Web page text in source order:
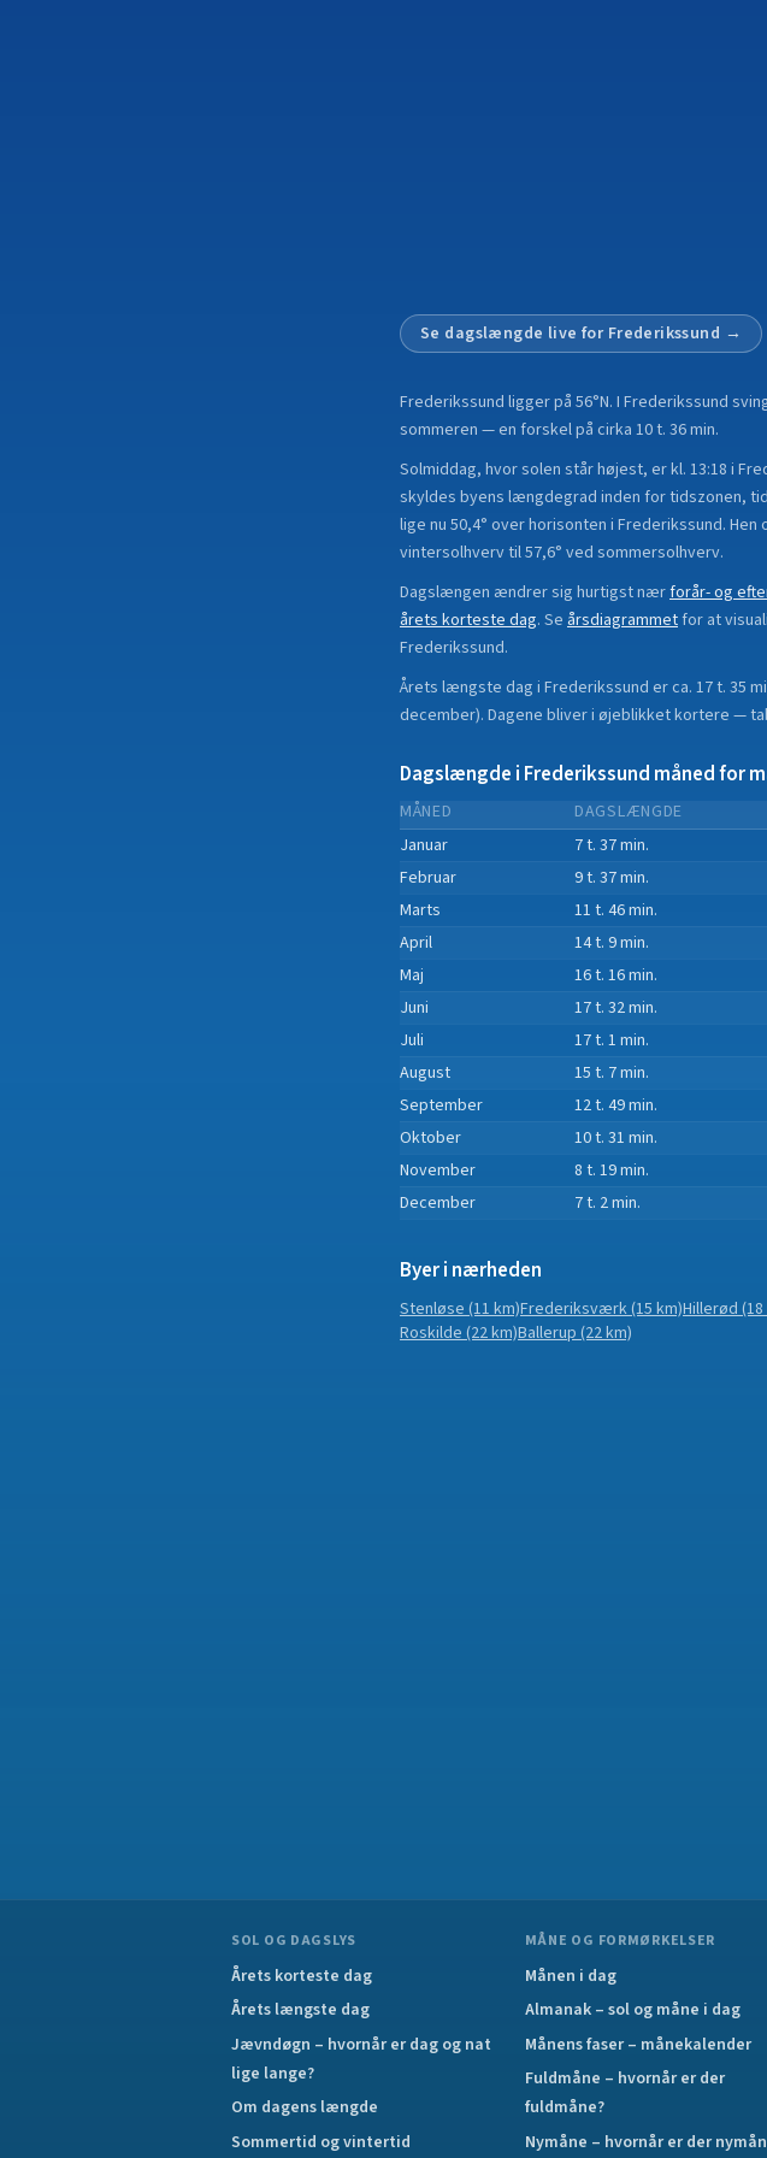
Se dagslængde live for Frederikssund →
Frederikssund ligger på 56°N. I Frederikssund
sommeren — en forskel på cirka 10 t. 36 min.
Solmiddag, hvor solen står højest, er kl. 13:18 i
skyldes byens længdegrad inden for tidszonen,
lige nu 50,4° over horisonten i Frederikssund.
vintersolhverv til 57,6° ved sommersolhverv.
Dagslængen ændrer sig hurtigst nærforår- og
årets korteste dag. Se årsdiagrammetfor at
Frederikssund.
Årets længste dag i Frederikssund er ca. 17 t. 35
december). Dagene bliver i øjeblikketkortere —
Dagslængde i Frederikssund måned for
MÅNED DAGSLÆNGDE
Januar
7 t. 37 min.
Februar
9 t. 37 min.
Marts
11 t. 46 min.
April
14 t. 9 min.
Maj
16 t. 16 min.
Juni
17 t. 32 min.
Juli
17 t. 1 min.
August
15 t. 7 min.
September
12 t. 49 min.
Oktober
10 t. 31 min.
November
8 t. 19 min.
December
7 t. 2 min.
Byer i nærheden
Stenløse(11 km)Frederiksværk(15 km)Hillerød(18
Roskilde(22 km)Ballerup(22 km)
SOL OG DAGSLYS
Årets korteste dag
Årets længste dag
Jævndøgn – hvornår er dag og nat
lige lange?
Om dagens længde
Sommertid og vintertid
MÅNE OG FORMØRKELSER
Månen i dag
Almanak – sol og måne i dag
Månens faser – månekalender
Fuldmåne – hvornår er der
fuldmåne?
Nymåne – hvornår er der